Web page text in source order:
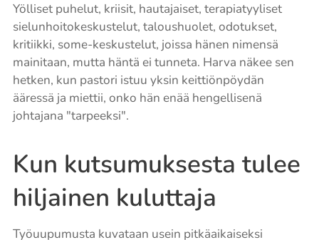
Yölliset puhelut, kriisit, hautajaiset, terapia­tyyliset
sielunhoitokeskustelut, taloushuolet, odotukset,
kritiikki, some-keskustelut, joissa hänen nimensä
mainitaan, mutta häntä ei tunneta. Harva näkee sen
hetken, kun pastori istuu yksin keittiönpöydän
ääressä ja miettii, onko hän enää hengellisenä
johtajana "tarpeeksi".
Kun kutsumuksesta tulee
hiljainen kuluttaja
Työuupumusta kuvataan usein pitkäaikaiseksi